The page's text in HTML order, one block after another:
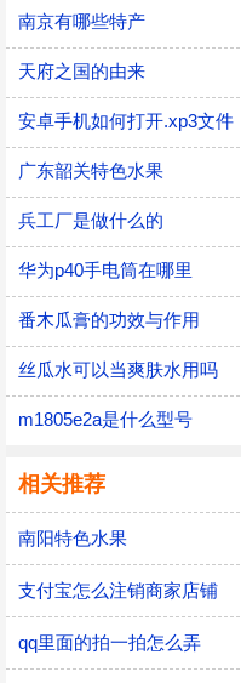
南京有哪些特产
天府之国的由来
安卓手机如何打开.xp3文件
广东韶关特色水果
兵工厂是做什么的
华为p40手电筒在哪里
番木瓜膏的功效与作用
丝瓜水可以当爽肤水用吗
m1805e2a是什么型号
相关推荐
南阳特色水果
支付宝怎么注销商家店铺
qq里面的拍一拍怎么弄